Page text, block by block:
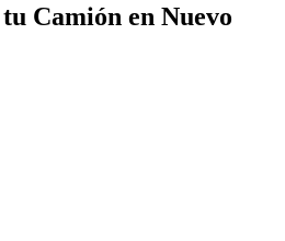
Camión en Nuevo